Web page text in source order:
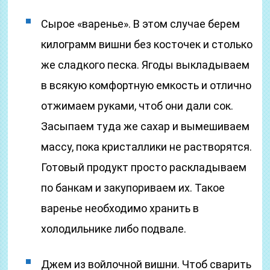
Сырое «варенье». В этом случае берем
килограмм вишни без косточек и столько
же сладкого песка. Ягоды выкладываем
в всякую комфортную емкость и отлично
отжимаем руками, чтоб они дали сок.
Засыпаем туда же сахар и вымешиваем
массу, пока кристаллики не растворятся.
Готовый продукт просто раскладываем
по банкам и закупориваем их. Такое
варенье необходимо хранить в
холодильнике либо подвале.
Джем из войлочной вишни. Чтоб сварить